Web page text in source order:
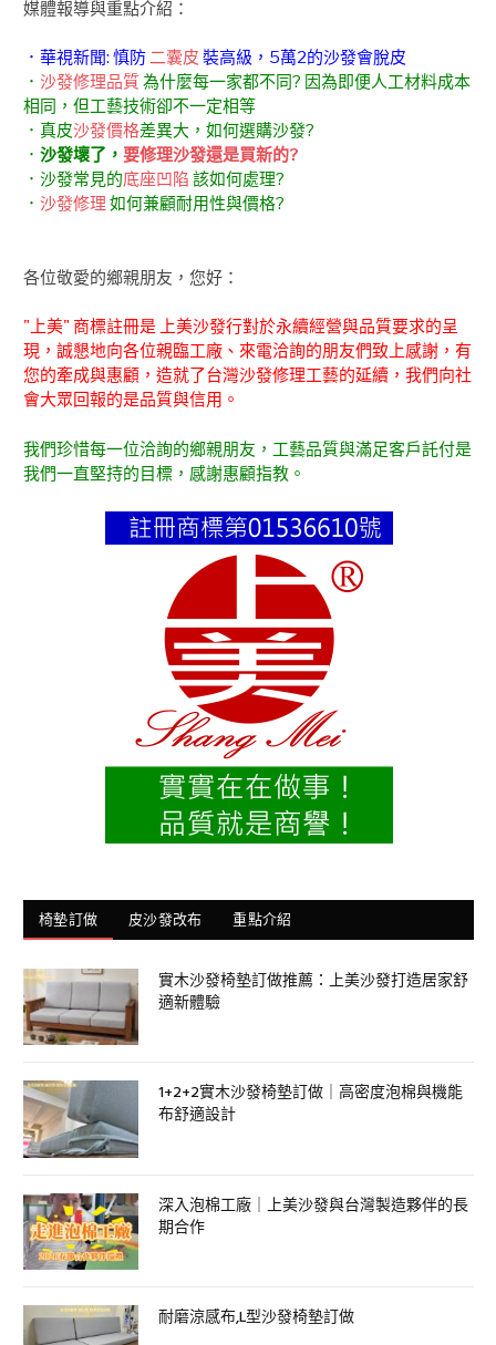
媒體報導與重點介紹：
．華視新聞: 慎防二囊皮 裝高級，5萬2的沙發會脫皮
． 沙發修理品質為什麼每一家都不同? 因為即便人工材料成本
相同，但工藝技術卻不一定相等
．真皮沙發價格差異大，如何選購沙發?
． 沙發壞了， 要修理沙發還是買新的?
．沙發常見的底座凹陷 該如何處理?
． 沙發修理 如何兼顧耐用性與價格?
各位敬愛的鄉親朋友，您好：
"上美" 商標註冊是 上美沙發行對於永續經營與品質要求的呈
現，誠懇地向各位親臨工廠、來電洽詢的朋友們致上感謝，有
您的牽成與惠顧，造就了台灣沙發修理工藝的延續，我們向社
會大眾回報的是品質與信用。
我們珍惜每一位洽詢的鄉親朋友，工藝品質與滿足客戶託付是
我們一直堅持的目標，感謝惠顧指教。
椅墊訂做 皮沙發改布 重點介紹
實木沙發椅墊訂做推薦：上美沙發打造居家舒
適新體驗
1+2+2實木沙發椅墊訂做｜高密度泡棉與機能
布舒適設計
深入泡棉工廠｜上美沙發與台灣製造夥伴的長
期合作
耐磨涼感布,L型沙發椅墊訂做